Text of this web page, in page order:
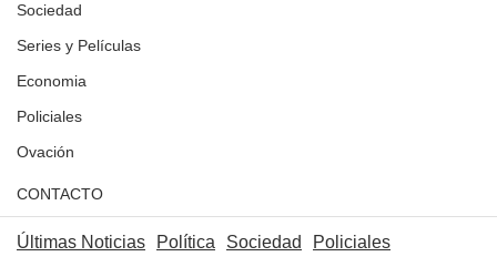
Sociedad
Series y Películas
Economia
Policiales
Ovación
CONTACTO
Últimas Noticias Política Sociedad
Policiales